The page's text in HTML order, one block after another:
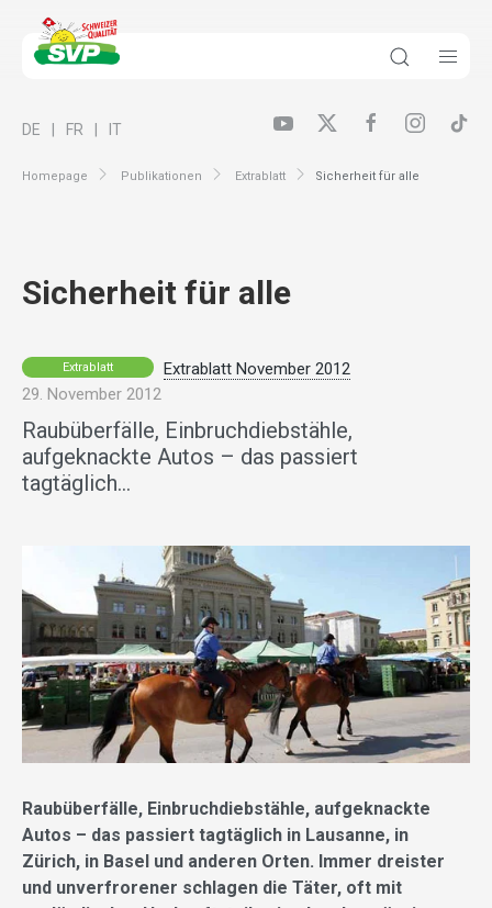
Homepage Publikationen Extrablatt Sicherheit für alle
DE FR IT
Sicherheit für alle
Extrablatt
Extrablatt November 2012
29. November 2012
Raubüberfälle, Einbruchdiebstähle,
aufgeknackte Autos – das passiert
tagtäglich…
Raubüberfälle, Einbruchdiebstähle, aufgeknackte
Autos – das passiert tagtäglich in ­Lausanne, in
Zürich, in Basel und anderen Orten. Immer dreister
und unverfrorener schlagen die Täter, oft mit